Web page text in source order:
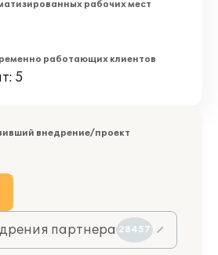
рабочих мест
работающих клиентов
5
внедрение/проект
партнера 28457